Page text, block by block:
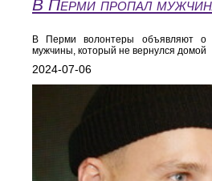
В Перми пропал
В Перми волонтеры объявляют о
мужчины, который не вернулся домой
2024-07-06